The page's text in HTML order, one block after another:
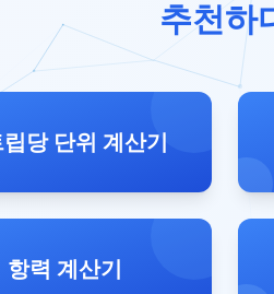
추천하
당 단위 계산기
항력 계산기